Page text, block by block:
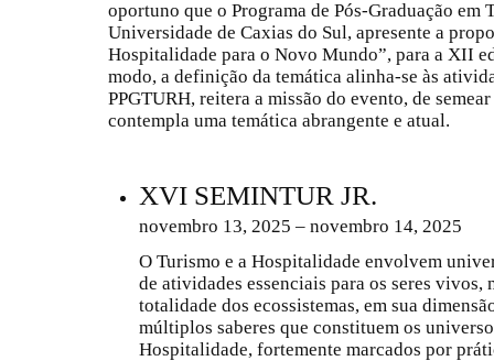
oportuno que o Programa de Pós-Graduação em
Universidade de Caxias do Sul, apresente a
Hospitalidade para o Novo Mundo”, para a XII
modo, a definição da temática alinha-se às
PPGTURH, reitera a missão do evento, de
contempla uma temática abrangente e atual.
XVI SEMINTUR JR.
novembro 13, 2025 – novembro 14, 2025
O Turismo e a Hospitalidade envolvem
de atividades essenciais para os seres
totalidade dos ecossistemas, em sua
múltiplos saberes que constituem os
Hospitalidade, fortemente marcados por